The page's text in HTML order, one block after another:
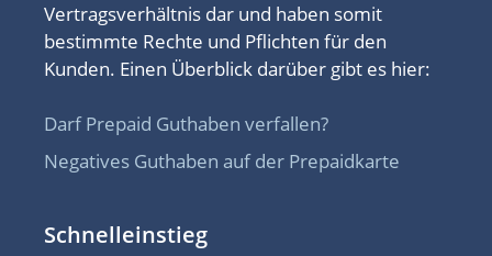
Vertragsverhältnis dar und haben somit
bestimmte Rechte und Pflichten für den
Kunden. Einen Überblick darüber gibt es hier:
Darf Prepaid Guthaben verfallen?
Negatives Guthaben auf der Prepaidkarte
Schnelleinstieg